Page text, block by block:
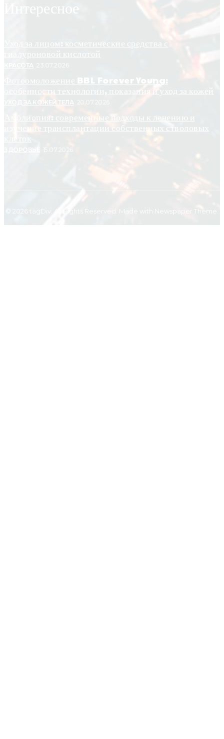
Интересное
Уход за лицом: косметические средства с
гиалуроновой кислотой
КРАСОТА
Фотоомоложение BBL Forever Young:
особенности технологии, показания и уход за кожей
УХОД ЗА КОЖЕЙ ТЕЛА
Амблиопия: современные подходы к лечению и
изучение трансплантации собственных стволовых
клеток
ЗДОРОВЬЕ
© 2026 tagDiv. All Rights Reserved. Made with Newspaper Theme.